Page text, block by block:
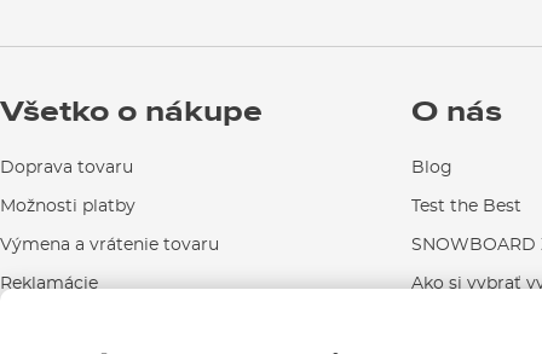
Všetko o nákupe
Doprava tovaru
Možnosti platby
Výmena a vrátenie tovaru
Reklamácie
O nás
Blog
Test the Best
SNOWBOARD
Ako si vybrať